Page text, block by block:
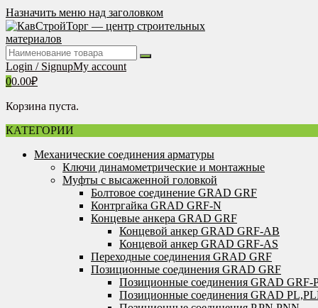
Перейти
к
содержимому
Назначить меню над заголовком
Login / SignupMy account
00.00₽
Корзина пуста.
КАТЕГОРИИ
Механические соединения арматуры
Ключи динамометрические и монтажные
Муфты с высаженной головкой
Болтовое соединение GRAD GRF
Контргайка GRAD GRF-N
Концевые анкера GRAD GRF
Концевой анкер GRAD GRF-AB
Концевой анкер GRAD GRF-AS
Переходные соединения GRAD GRF
Позиционные соединения GRAD GRF
Позиционные соединения GRAD GRF-
Позиционные соединения GRAD